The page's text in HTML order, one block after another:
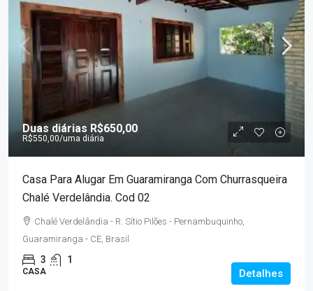
Duas diárias R$650,00
R$550,00/uma diária
Casa Para Alugar Em Guaramiranga Com Churrasqueira
Chalé Verdelândia. Cod 02
Chalé Verdelândia - R. Sítio Pilões - Pernambuquinho,
Guaramiranga - CE, Brasil
3 1
CASA Detalhes